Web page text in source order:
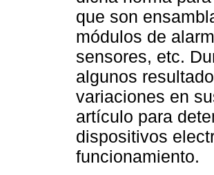
que son
módulos de
sensores, etc.
algunos
variaciones en
artículo para
dispositivos
funcionamiento.